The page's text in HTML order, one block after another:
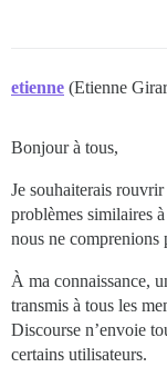
etienne (Etienne
Bonjour à tous,
Je souhaiterais
problèmes similaires
nous ne comprenions
À ma connaissance,
transmis à tous les
Discourse n’envoie
certains utilisateurs.